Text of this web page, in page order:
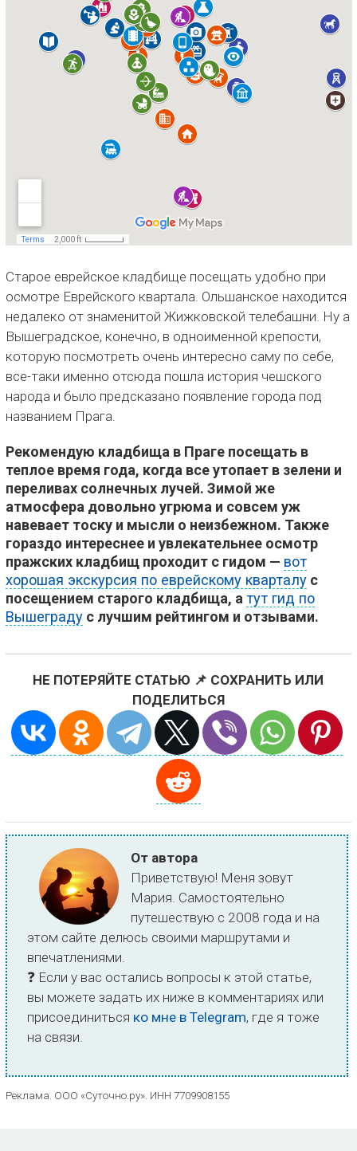
Старое еврейское кладбище посещать удобно при
осмотре Еврейского квартала. Ольшанское находится
недалеко от знаменитой Жижковской телебашни. Ну а
Вышеградское, конечно, в одноименной крепости,
которую посмотреть очень интересно саму по себе,
все-таки именно отсюда пошла история чешского
народа и было предсказано появление города под
названием Прага.
Рекомендую кладбища в Праге посещать в
теплое время года, когда все утопает в зелени и
переливах солнечных лучей. Зимой же
атмосфера довольно угрюма и совсем уж
навевает тоску и мысли о неизбежном. Также
гораздо интереснее и увлекательнее осмотр
пражских кладбищ проходит с гидом — вот
хорошая экскурсия по еврейскому кварталус
посещением старого кладбища, а тут гид по
Вышеградус лучшим рейтингом и отзывами.
НЕ ПОТЕРЯЙТЕ СТАТЬЮ 📌 СОХРАНИТЬ ИЛИ
ПОДЕЛИТЬСЯ
От автора
Приветствую! Меня зовут
Мария. Самостоятельно
путешествую с 2008 года и на
этом сайте делюсь своими маршрутами и
впечатлениями.
❓ Если у вас остались вопросы к этой статье,
вы можете задать их ниже в комментариях или
присоединиться ко мне в Telegram, где я тоже
на связи.
Реклама. ООО «Суточно.ру». ИНН 7709908155